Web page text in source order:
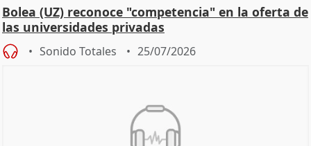
Bolea (UZ) reconoce "competencia" en la oferta de
las universidades privadas
Sonido Totales 25/07/2026